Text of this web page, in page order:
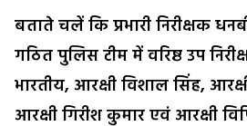
बताते चलें कि प्रभारी निरीक्षक
गठित पुलिस टीम में वरिष्ठ उप
भारतीय, आरक्षी विशाल सिंह,
आरक्षी गिरीश कुमार एवं आरक्षी